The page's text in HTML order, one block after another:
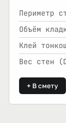
Периметр
Объём
Клей
Вес стен
+ В смету